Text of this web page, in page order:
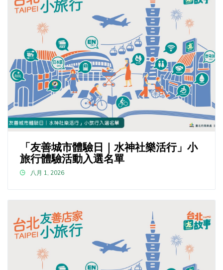
「友善城市體驗日｜水神社樂活行」小
旅行體驗活動入選名單
八月 1, 2026